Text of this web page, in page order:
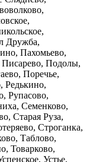
Дружба,
Пахомьево,
Писарево, Подолы,
Поречье,
Редькино,
Рупасово,
Семенково,
Старая Руза,
Строганка,
Таблово,
Товарково,
Устье,